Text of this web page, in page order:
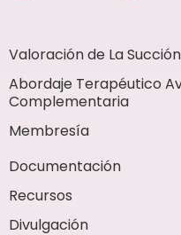
Valoración de La Succión
Abordaje Terapéutico
Complementaria
Membresía
Documentación
Recursos
Divulgación